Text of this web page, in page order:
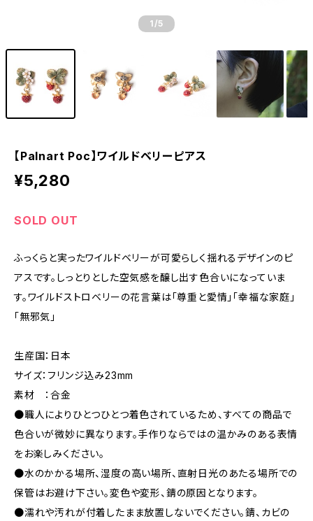
1 /5
【Palnart Poc】ワイルドベリーピアス
¥5,280
SOLD OUT
ふっくらと実ったワイルドベリーが可愛らしく揺れるデザインのピ
アスです。しっとりとした空気感を醸し出す色合いになっていま
す。ワイルドストロベリーの花言葉は「尊重と愛情」「幸福な家庭」
「無邪気」
生産国：日本
サイズ：フリンジ込み23mm
素材 ：合金
●職人によりひとつひとつ着色されているため、すべての商品で
色合いが微妙に異なります。手作りならではの温かみのある表情
をお楽しみください。
●水のかかる場所、湿度の高い場所、直射日光のあたる場所での
保管はお避け下さい。変色や変形、錆の原因となります。
●濡れや汚れが付着したまま放置しないでください。錆、カビの